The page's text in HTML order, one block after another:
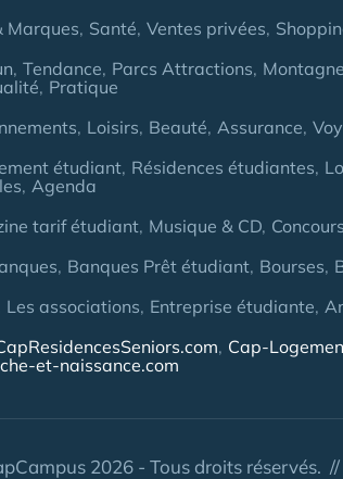
Marques Santé Ventes privées
Tendance Parcs Attractions
Pratique
Loisirs Beauté Assurance
étudiant Résidences étudiantes
Agenda
tarif étudiant Musique & CD Concours
Banques Prêt étudiant Bourses
Les associations Entreprise étudiante
Cap-
et-naissance.com
2026 - Tous droits réservés. //